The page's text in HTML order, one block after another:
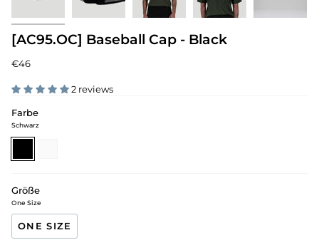
[AC95.OC] Baseball Cap - Black
€46
2 reviews
Farbe
Schwarz
Größe
One Size
ONE SIZE